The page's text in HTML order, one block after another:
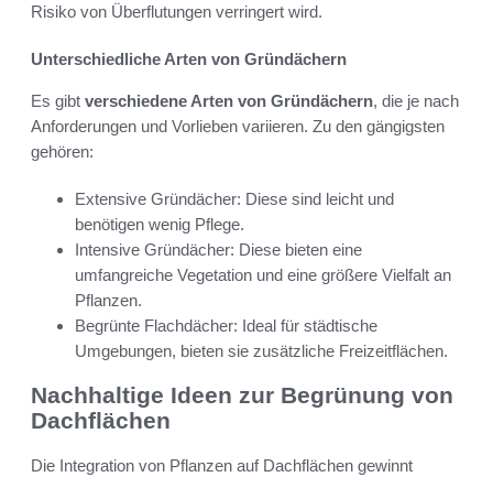
Risiko von Überflutungen verringert wird.
Unterschiedliche Arten von Gründächern
Es gibt verschiedene Arten von Gründächern, die je nach
Anforderungen und Vorlieben variieren. Zu den gängigsten
gehören:
Extensive Gründächer: Diese sind leicht und
benötigen wenig Pflege.
Intensive Gründächer: Diese bieten eine
umfangreiche Vegetation und eine größere Vielfalt an
Pflanzen.
Begrünte Flachdächer: Ideal für städtische
Umgebungen, bieten sie zusätzliche Freizeitflächen.
Nachhaltige Ideen zur Begrünung von
Dachflächen
Die Integration von Pflanzen auf Dachflächen gewinnt